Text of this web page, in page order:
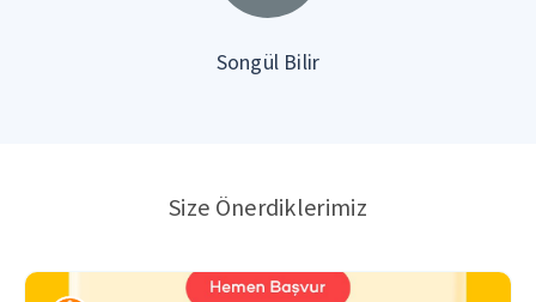
Songül Bilir
Size Önerdiklerimiz